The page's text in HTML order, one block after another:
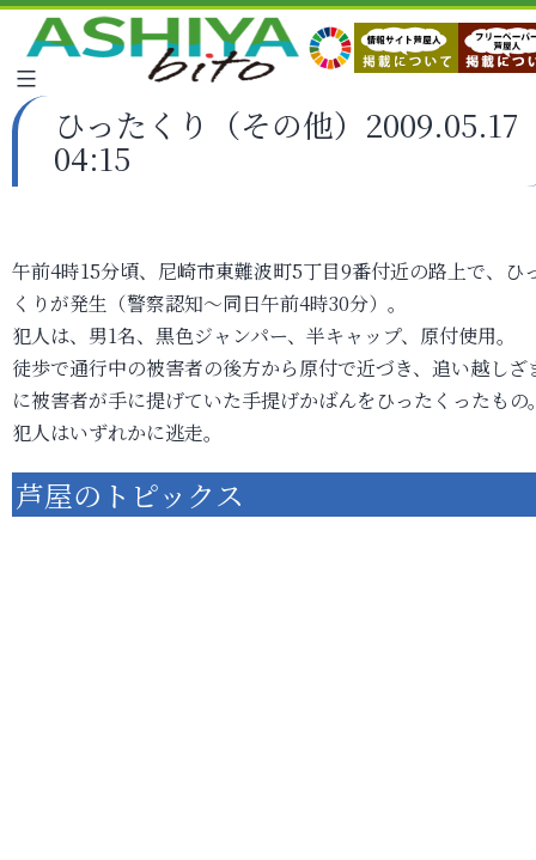
ひったくり（その他）2009.05.17
04:15
午前4時15分頃、尼崎市東難波町5丁目9番付近の路上で、ひ
くりが発生（警察認知～同日午前4時30分）。
犯人は、男1名、黒色ジャンパー、半キャップ、原付使用。
徒歩で通行中の被害者の後方から原付で近づき、追い越しざ
に被害者が手に提げていた手提げかばんをひったくったもの
犯人はいずれかに逃走。
芦屋のトピックス